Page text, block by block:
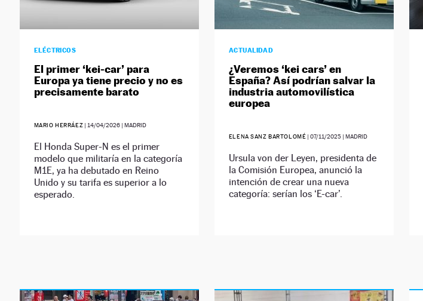
ELÉCTRICOS
El primer ‘kei-car’ para
Europa ya tiene precio y no es
precisamente barato
MARIO HERRÁEZ | 14/04/2026 | MADRID
El Honda Super-N es el primer
modelo que militaría en la categoría
M1E, ya ha debutado en Reino
Unido y su tarifa es superior a lo
esperado.
ACTUALIDAD
¿Veremos ‘kei cars’ en
España? Así podrían salvar la
industria automovilística
europea
ELENA SANZ BARTOLOMÉ |07/11/2025 | MADRID
Ursula von der Leyen, presidenta de
la Comisión Europea, anunció la
intención de crear una nueva
categoría: serían los ‘E-car’.